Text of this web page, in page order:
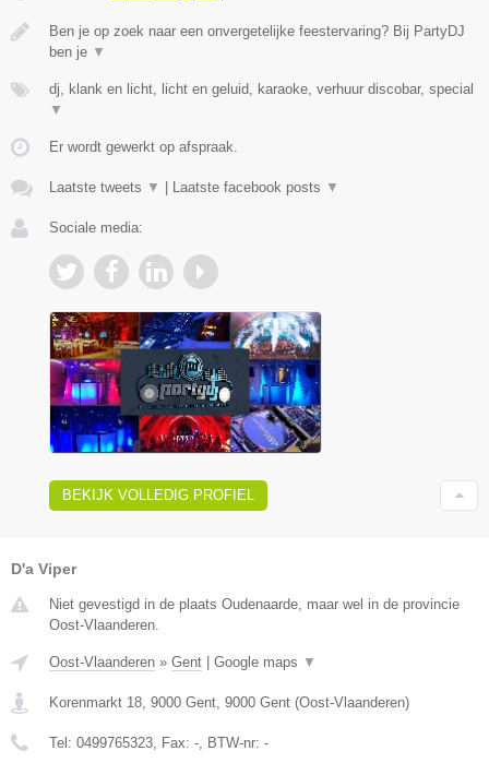
Ben je op zoek naar een onvergetelijke feestervaring? Bij PartyDJ
ben je ▼
dj, klank en licht, licht en geluid, karaoke, verhuur discobar, special
▼
Er wordt gewerkt op afspraak.
Laatste tweets ▼ | Laatste facebook posts ▼
Sociale media:
BEKIJK VOLLEDIG PROFIEL
D'a Viper
Niet gevestigd in de plaats Oudenaarde, maar wel in de provincie
Oost-Vlaanderen.
Oost-Vlaanderen » Gent Google maps ▼
Korenmarkt 18, 9000 Gent, 9000 Gent (Oost-Vlaanderen)
Tel: 0499765323, Fax: -, BTW-nr: -